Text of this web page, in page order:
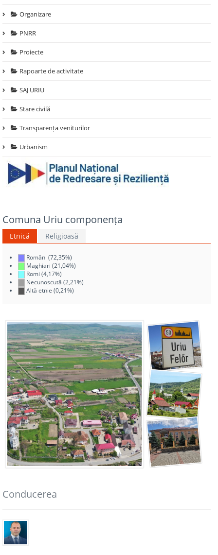
Organizare
PNRR
Proiecte
Rapoarte de activitate
SAJ URIU
Stare civilă
Transparența veniturilor
Urbanism
Comuna Uriu componența
Etnică Religioasă
Români (72,35%)
Maghiari (21,04%)
Romi (4,17%)
Necunoscută (2,21%)
Altă etnie (0,21%)
Conducerea